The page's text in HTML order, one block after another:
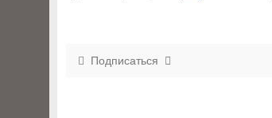
Подписаться